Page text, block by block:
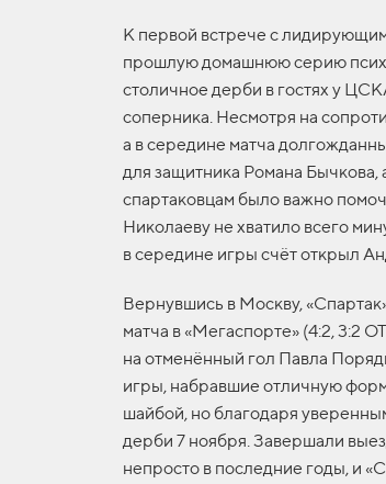
К первой встрече с
прошлую домашнюю серию
столичное дерби в гостях у
соперника. Несмотря на
а в середине матча
для защитника Романа
спартаковцам было важно
Николаеву не хватило всего
в середине игры счёт открыл
Вернувшись в Москву,
матча в «Мегаспорте» (4:2, 3:2
на отменённый гол Павла
игры, набравшие отличную
шайбой, но благодаря
дерби 7 ноября. Завершали
непросто в последние годы, и